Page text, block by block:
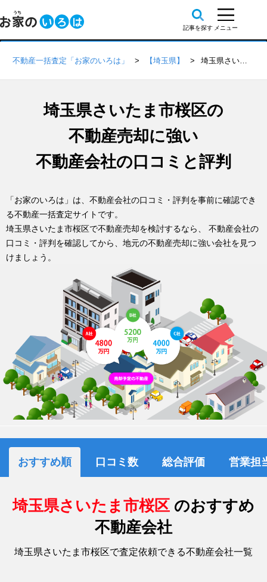
不動産一括査定「お家のいろは」 【埼玉県】 埼玉県さいたま市桜区の不動産会社 口コミ・評判一覧
埼玉県さいたま市桜区の
不動産売却に強い
不動産会社の口コミと評判
「お家のいろは」は、不動産会社の口コミ・評判を事前に確認でき
る不動産一括査定サイトです。
埼玉県さいたま市桜区で不動産売却を検討するなら、 不動産会社の
口コミ・評判を確認してから、地元の不動産売却に強い会社を見つ
けましょう。
おすすめ順 口コミ数 総合評価 営業担
埼玉県さいたま市桜区 のおすすめ
不動産会社
埼玉県さいたま市桜区で査定依頼できる不動産会社一覧